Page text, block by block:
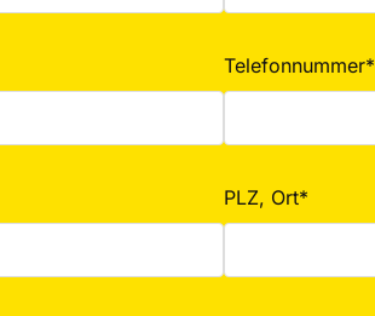
Telefonnummer*
PLZ, Ort*